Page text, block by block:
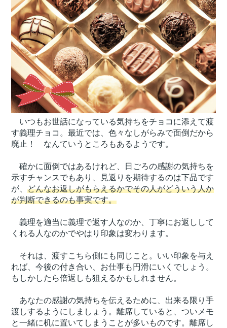
いつもお世話になっている気持ちをチョコに添えて渡
す義理チョコ。最近では、色々なしがらみで面倒だから
廃止！ なんていうところもあるようです。
確かに面倒ではあるけれど、日ごろの感謝の気持ちを
示すチャンスでもあり、見返りを期待するのは下品です
が、どんなお返しがもらえるかでその人がどういう人か
が判断できるのも事実です。
義理を適当に義理で返す人なのか、丁寧にお返しして
くれる人なのかでやはり印象は変わります。
それは、渡すこちら側にも同じこと。いい印象を与え
れば、今後の付き合い、お仕事も円滑にいくでしょう。
もしかしたら倍返しも狙えるかもしれません。
あなたの感謝の気持ちを伝えるために、出来る限り手
渡しするようにしましょう。離席していると、ついメモ
と一緒に机に置いてしまうことが多いものです。離席し